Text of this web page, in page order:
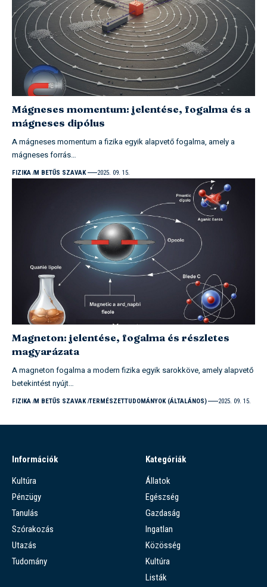
Mágneses momentum: jelentése, fogalma és a
mágneses dipólus
A mágneses momentum a fizika egyik alapvető fogalma, amely a
mágneses forrás…
FIZIKA M BETŰS SZAVAK 2025. 09. 15.
Magneton: jelentése, fogalma és részletes
magyarázata
A magneton fogalma a modern fizika egyik sarokköve, amely alapvető
betekintést nyújt…
FIZIKA M BETŰS SZAVAK TERMÉSZETTUDOMÁNYOK (ÁLTALÁNOS) 2025. 09. 15.
Információk
Kultúra
Pénzügy
Tanulás
Szórakozás
Utazás
Tudomány
Kategóriák
Állatok
Egészség
Gazdaság
Ingatlan
Közösség
Kultúra
Listák